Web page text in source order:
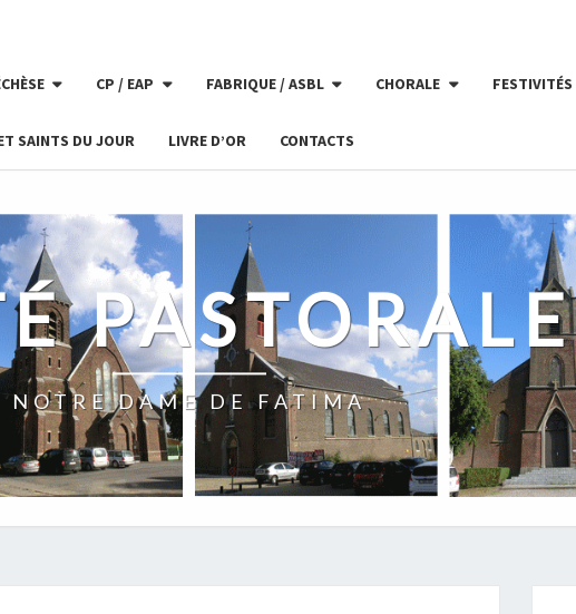
CP / EAP FABRIQUE / ASBL CHORALE FESTIVITÉS
SAINTS DU JOUR LIVRE D’OR CONTACTS
PASTORALE
NOTRE DAME DE FATIMA